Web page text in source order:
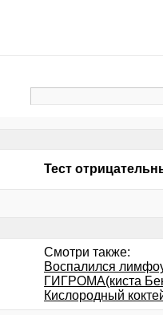
Тест
Смотри также:
Воспалился
ГИГРОМА(киста
Кислородный